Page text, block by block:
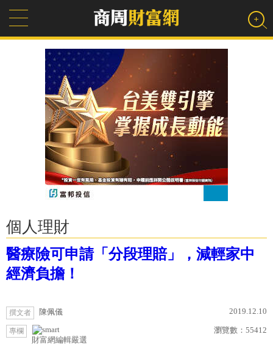
個人理財
醫療險可申請「分段理賠」，減輕家中
經濟負擔！
撰文者 陳佩儀 2019.12.10
專欄
財富網編輯嚴選
瀏覽數： 55412